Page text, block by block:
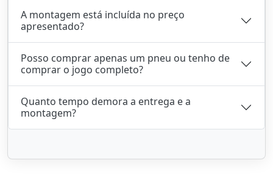
A montagem está incluída no preço
apresentado?
Posso comprar apenas um pneu ou tenho de
comprar o jogo completo?
Quanto tempo demora a entrega e a
montagem?